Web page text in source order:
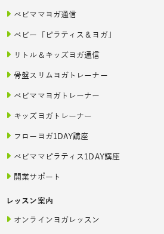
ベビママヨガ通信
ベビー「ピラティス＆ヨガ」
リトル＆キッズヨガ通信
骨盤スリムヨガトレーナー
ベビママヨガトレーナー
キッズヨガトレーナー
フローヨガ1DAY講座
ベビママピラティス1DAY講座
開業サポート
レッスン案内
オンラインヨガレッスン